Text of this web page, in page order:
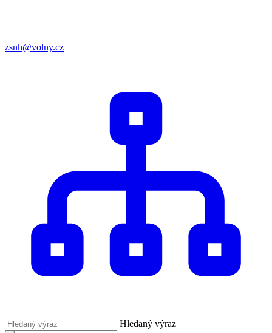
zsnh@volny.cz
Hledaný výraz